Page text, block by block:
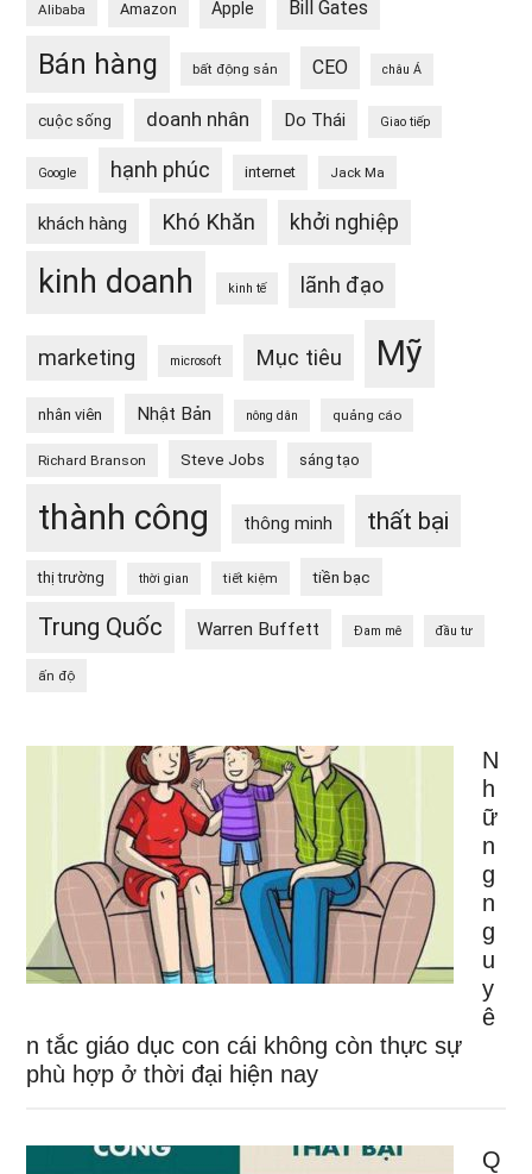
Alibaba Amazon Apple Bill Gates
Bán hàng bất động sản CEO châu Á
cuộc sống doanh nhân Do Thái Giao tiếp
Google hạnh phúc internet Jack Ma
khách hàng Khó Khăn khởi nghiệp
kinh doanh kinh tế lãnh đạo
marketing microsoft Mục tiêu Mỹ
nhân viên Nhật Bản nông dân quảng cáo
Richard Branson Steve Jobs sáng tạo
thành công thông minh thất bại
thị trường thời gian tiết kiệm tiền bạc
Trung Quốc Warren Buffett Đam mê đầu tư
ấn độ
N
h
ữ
n
g
n
g
u
y
ê
n tắc giáo dục con cái không còn thực sự
phù hợp ở thời đại hiện nay
Q